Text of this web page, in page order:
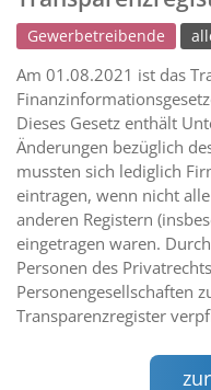
Gewerbetreibende
Am 01.08.2021 ist das
Dieses Gesetz enthält
Änderungen bezüglich
mussten sich lediglich
eintragen, wenn nicht
anderen Registern
eingetragen waren.
Personen des
Personengesellschaften
Transparenzregister